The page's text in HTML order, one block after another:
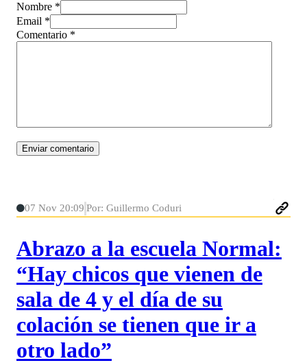
Nombre *
Email *
Comentario *
07 Nov 20:09 Por: Guillermo Coduri
Abrazo a la escuela Normal:
“Hay chicos que vienen de
sala de 4 y el día de su
colación se tienen que ir a
otro lado”